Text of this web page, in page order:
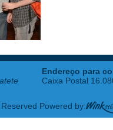
Endereço para
Caixa Postal
Powered by: